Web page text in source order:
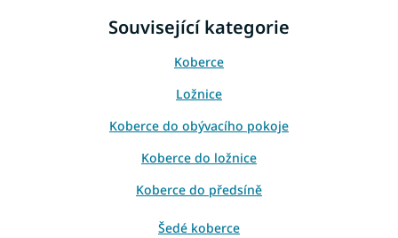
Související kategorie
Koberce
Ložnice
Koberce do obývacího pokoje
Koberce do ložnice
Koberce do předsíně
Šedé koberce